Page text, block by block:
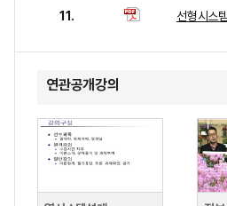
11. 선형시스
연관공개강의